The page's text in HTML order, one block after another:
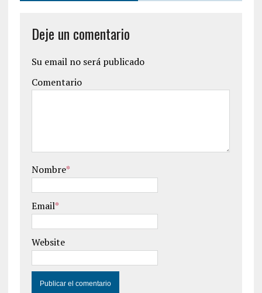
Deje un comentario
Su email no será publicado
Comentario
Nombre*
Email*
Website